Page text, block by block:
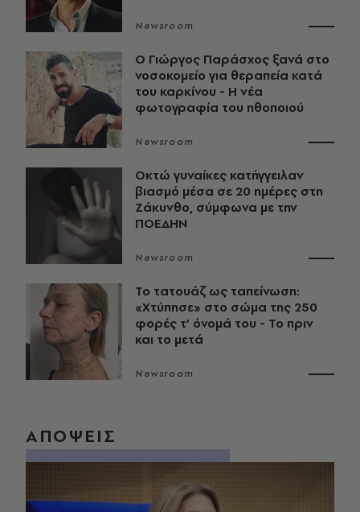
Newsroom
O Γιώργος Παράσχος ξανά στο
νοσοκομείο για θεραπεία κατά
του καρκίνου - Η νέα
φωτογραφία του ηθοποιού
Newsroom
Οκτώ γυναίκες κατήγγειλαν
βιασμό μέσα σε 20 ημέρες στη
Ζάκυνθο, σύμφωνα με την
ΠΟΕΔΗΝ
Newsroom
Το τατουάζ ως ταπείνωση:
«Χτύπησε» στο σώμα της 250
φορές τ’ όνομά του - Το πριν
και το μετά
Newsroom
ΑΠΟΨΕΙΣ